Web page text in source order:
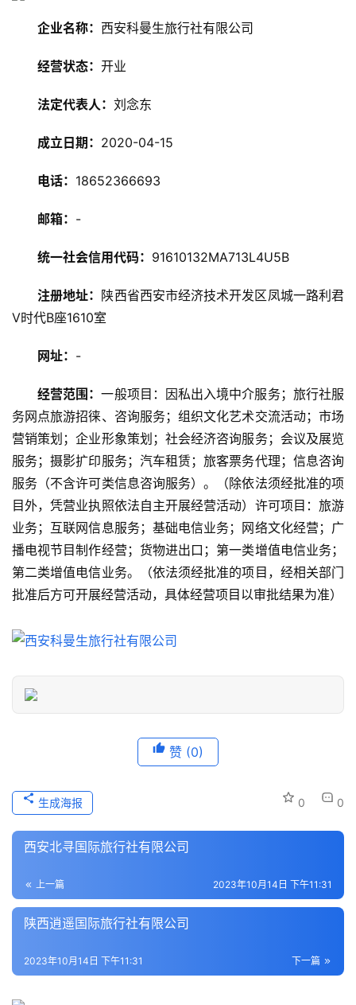
攻
特
产
热
门
景
点
旅
游
息
历
史
文
游
之
家
本
地
生
游
登录
企业名称： 西安科曼生旅行社有限公司
经营状态： 开业
法定代表人： 刘念东
成立日期： 2020-04-15
电话： 18652366693
邮箱： -
统一社会信用代码： 91610132MA713L4U5B
注册地址： 陕西省西安市经济技术开发区凤城一路利君
V时代B座1610室
网址： -
经营范围：一般项目：因私出入境中介服务；旅行社服
务网点旅游招徕、咨询服务；组织文化艺术交流活动；市场
营销策划；企业形象策划；社会经济咨询服务；会议及展览
服务；摄影扩印服务；汽车租赁；旅客票务代理；信息咨询
服务（不含许可类信息咨询服务）。（除依法须经批准的项
目外，凭营业执照依法自主开展经营活动）许可项目：旅游
业务；互联网信息服务；基础电信业务；网络文化经营；广
播电视节目制作经营；货物进出口；第一类增值电信业务；
第二类增值电信业务。（依法须经批准的项目，经相关部门
批准后方可开展经营活动，具体经营项目以审批结果为准）
赞 (0)
0 0
生成海报
西安北寻国际旅行社有限公司
上一篇 2023年10月14日 下午11:31
陕西逍遥国际旅行社有限公司
下一篇
2023年10月14日 下午11:31